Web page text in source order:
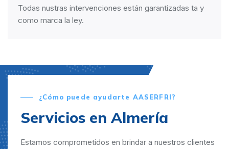
Todas nustras intervenciones están garantizadas ta y
como marca la ley.
¿Cómo puede ayudarte AASERFRI?
Servicios en Almería
Estamos comprometidos en brindar a nuestros clientes